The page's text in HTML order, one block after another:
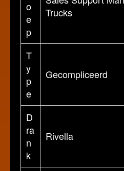
o
e
p
Trucks
T
y
p
e
Gecompliceerd
D
ra
n
k
Rivella